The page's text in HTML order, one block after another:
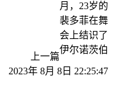
上一篇
2023年 8月 8日 22:25:47
月，23岁的
裴多菲在舞
会上结识了
伊尔诺茨伯